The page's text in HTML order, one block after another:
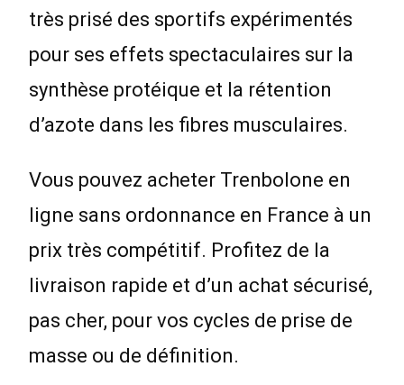
très prisé des sportifs expérimentés
pour ses effets spectaculaires sur la
synthèse protéique et la rétention
d’azote dans les fibres musculaires.
Vous pouvez acheter Trenbolone en
ligne sans ordonnance en France à un
prix très compétitif. Profitez de la
livraison rapide et d’un achat sécurisé,
pas cher, pour vos cycles de prise de
masse ou de définition.